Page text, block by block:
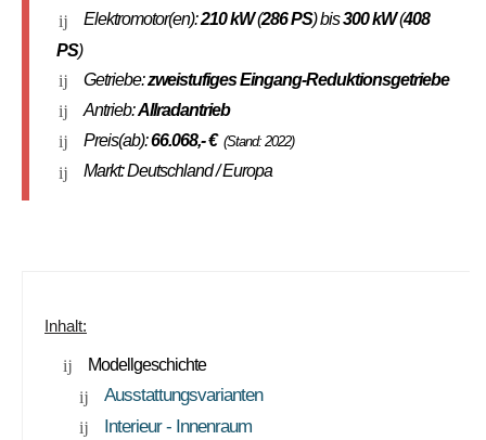
Elektromotor(en):210 kW(286 PS) bis300 kW(408
PS)
Getriebe:zweistufiges Eingang-Reduktionsgetriebe
Antrieb:Allradantrieb
Preis(ab):66.068,- € (Stand: 2022)
Markt: Deutschland / Europa
Inhalt:
Modellgeschichte
Ausstattungsvarianten
Interieur - Innenraum